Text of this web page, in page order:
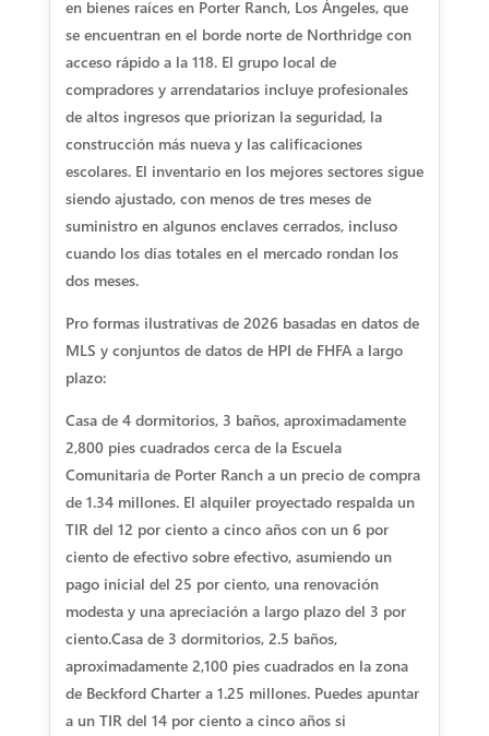
en bienes raíces en Porter Ranch, Los Ángeles, que
se encuentran en el borde norte de Northridge con
acceso rápido a la 118. El grupo local de
compradores y arrendatarios incluye profesionales
de altos ingresos que priorizan la seguridad, la
construcción más nueva y las calificaciones
escolares. El inventario en los mejores sectores sigue
siendo ajustado, con menos de tres meses de
suministro en algunos enclaves cerrados, incluso
cuando los días totales en el mercado rondan los
dos meses.
Pro formas ilustrativas de 2026 basadas en datos de
MLS y conjuntos de datos de HPI de FHFA a largo
plazo:
Casa de 4 dormitorios, 3 baños, aproximadamente
2,800 pies cuadrados cerca de la Escuela
Comunitaria de Porter Ranch a un precio de compra
de 1.34 millones. El alquiler proyectado respalda un
TIR del 12 por ciento a cinco años con un 6 por
ciento de efectivo sobre efectivo, asumiendo un
pago inicial del 25 por ciento, una renovación
modesta y una apreciación a largo plazo del 3 por
ciento.Casa de 3 dormitorios, 2.5 baños,
aproximadamente 2,100 pies cuadrados en la zona
de Beckford Charter a 1.25 millones. Puedes apuntar
a un TIR del 14 por ciento a cinco años si